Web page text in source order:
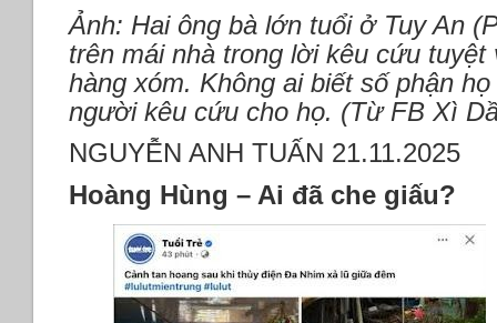
Ảnh: Hai ông bà lớn tuổi ở Tuy An
trên mái nhà trong lời kêu cứu
hàng xóm. Không ai biết số phận
người kêu cứu cho họ. (Từ FB Xì
NGUYỄN ANH TUẤN 21.11.2025
Hoàng Hùng – Ai đã che giấu?